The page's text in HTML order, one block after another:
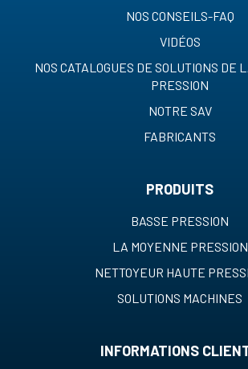
NOS CONSEILS-FAQ
VIDÉOS
NOS CATALOGUES DE SOLUTIONS DE
PRESSION
NOTRE SAV
FABRICANTS
PRODUITS
BASSE PRESSION
LA MOYENNE PRESSION
NETTOYEUR HAUTE
SOLUTIONS MACHINES
INFORMATIONS